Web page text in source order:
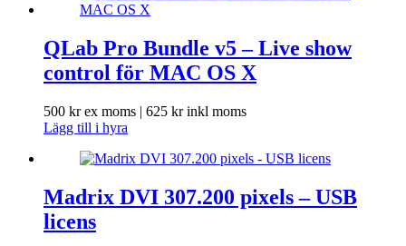
QLab Pro Bundle v5 – Live show
control för MAC OS X
500 krex moms | 625 krinkl moms
Lägg till i hyra
Madrix DVI 307.200 pixels – USB
licens